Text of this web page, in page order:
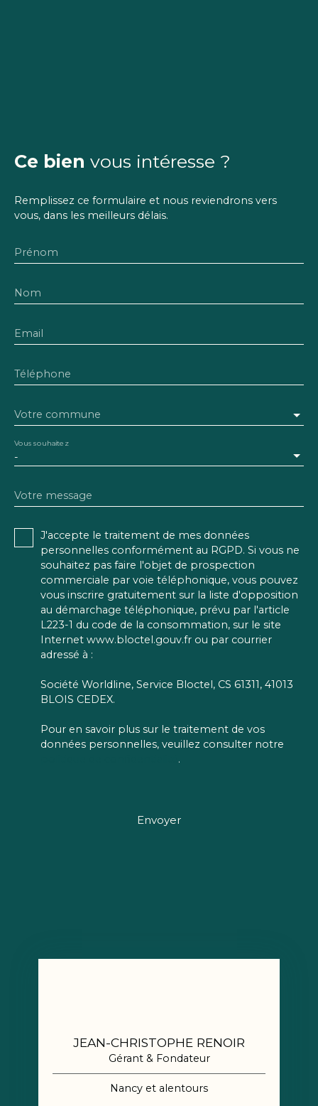
Ce bien vous intéresse ?
Remplissez ce formulaire et nous reviendrons vers
vous, dans les meilleurs délais.
Prénom
Nom
Email
Téléphone
Votre commune
-
Vous souhaitez
Votre message
J'accepte le traitement de mes données
personnelles conformément au RGPD. Si vous ne
souhaitez pas faire l'objet de prospection
commerciale par voie téléphonique, vous pouvez
vous inscrire gratuitement sur la liste d'opposition
au démarchage téléphonique, prévu par l'article
L223-1 du code de la consommation, sur le site
Internet www.bloctel.gouv.fr ou par courrier
adressé à :
Société Worldline, Service Bloctel, CS 61311, 41013
BLOIS CEDEX.
Pour en savoir plus sur le traitement de vos
données personnelles, veuillez consulter notre
.
Envoyer
JEAN-CHRISTOPHE RENOIR
Gérant & Fondateur
Nancy et alentours